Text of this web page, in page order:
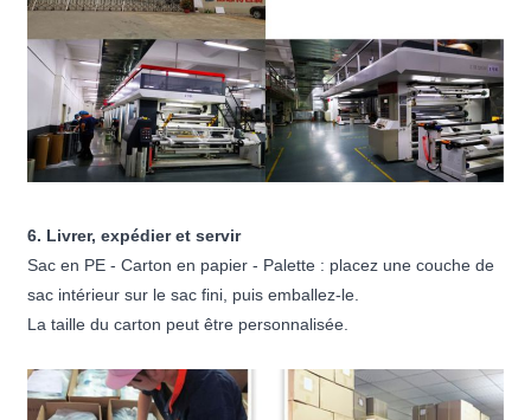
6. Livrer, expédier et servir
Sac en PE - Carton en papier - Palette : placez une couche de
sac intérieur sur le sac fini, puis emballez-le.
La taille du carton peut être personnalisée.